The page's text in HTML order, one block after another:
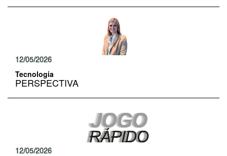
12/05/2026
Tecnologia
PERSPECTIVA
12/05/2026